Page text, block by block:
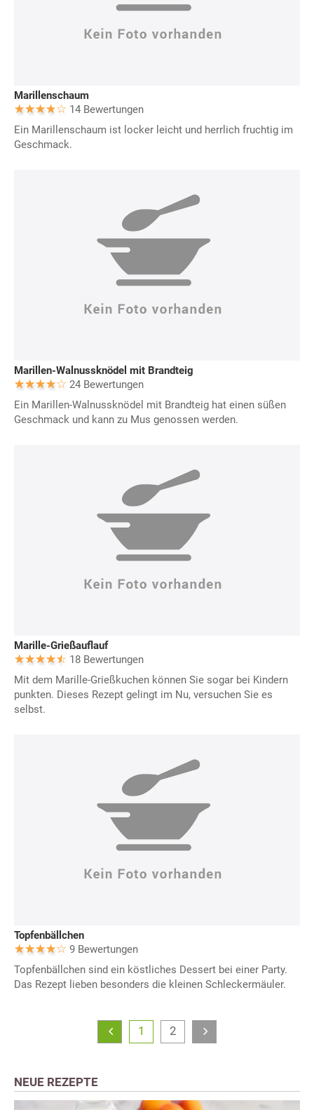
Marillenschaum
14 Bewertungen
Ein Marillenschaum ist locker leicht und herrlich fruchtig im
Geschmack.
Marillen-Walnussknödel mit Brandteig
24 Bewertungen
Ein Marillen-Walnussknödel mit Brandteig hat einen süßen
Geschmack und kann zu Mus genossen werden.
Marille-Grießauflauf
18 Bewertungen
Mit dem Marille-Grießkuchen können Sie sogar bei Kindern
punkten. Dieses Rezept gelingt im Nu, versuchen Sie es
selbst.
Topfenbällchen
9 Bewertungen
Topfenbällchen sind ein köstliches Dessert bei einer Party.
Das Rezept lieben besonders die kleinen Schleckermäuler.
1 2
NEUE REZEPTE